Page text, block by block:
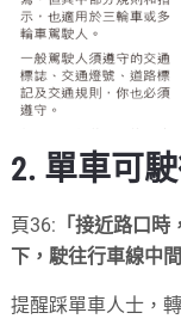
2. 單車可
頁36: 「接近路口
下，駛往行車線中間
提醒踩單車人士，